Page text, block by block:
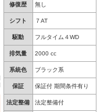
修復歴 無し
シフト ７AT
駆動 フルタイム４WD
排気量 2000 cc
系統色 ブラック系
保証 保証付 期間条件有り
法定整備 法定整備付